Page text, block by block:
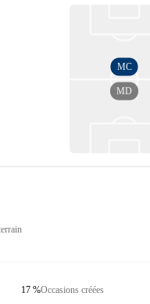
MD
MC
Occasions créées
17 %